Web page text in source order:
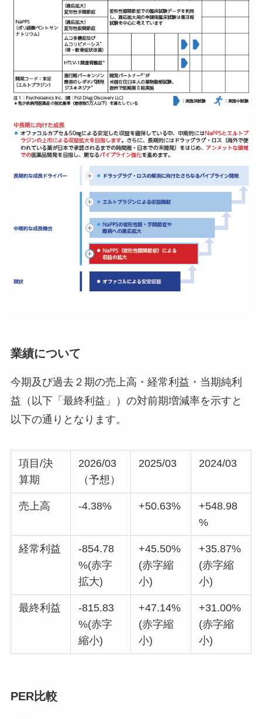
業績について
今期及び過去２期の売上高・経常利益・当期純利
益（以下「最終利益」）の対前期増減率を示すと
以下の通りとなります。
項目/決
算期
2026/03
（予想）
2025/03 2024/03
売上高 -4.38% +50.63%
+548.98
%
経常利益
-854.78
%(赤字
拡大)
+45.50%
(赤字縮
小)
+35.87%
(赤字縮
小)
最終利益
-815.83
%(赤字
縮小)
+47.14%
(赤字縮
小)
+31.00%
(赤字縮
小)
PER比較